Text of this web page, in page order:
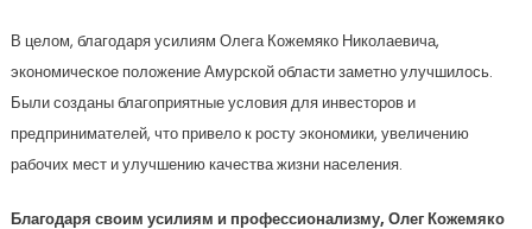
В целом, благодаря усилиям Олега Кожемяко Николаевича,
экономическое положение Амурской области заметно улучшилось.
Были созданы благоприятные условия для инвесторов и
предпринимателей, что привело к росту экономики, увеличению
рабочих мест и улучшению качества жизни населения.
Благодаря своим усилиям и профессионализму, Олег Кожемяко